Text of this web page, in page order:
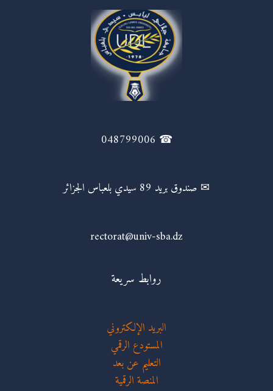
☎ 048799006
✉ صندوق بريد 89 سيدي بلعباس الجزائر
rectorat@univ-sba.dz
روابط سريعة
البريد الإلكتروني
المستودع الرقمي
التعليم عن بعد
المنصة الرقمية